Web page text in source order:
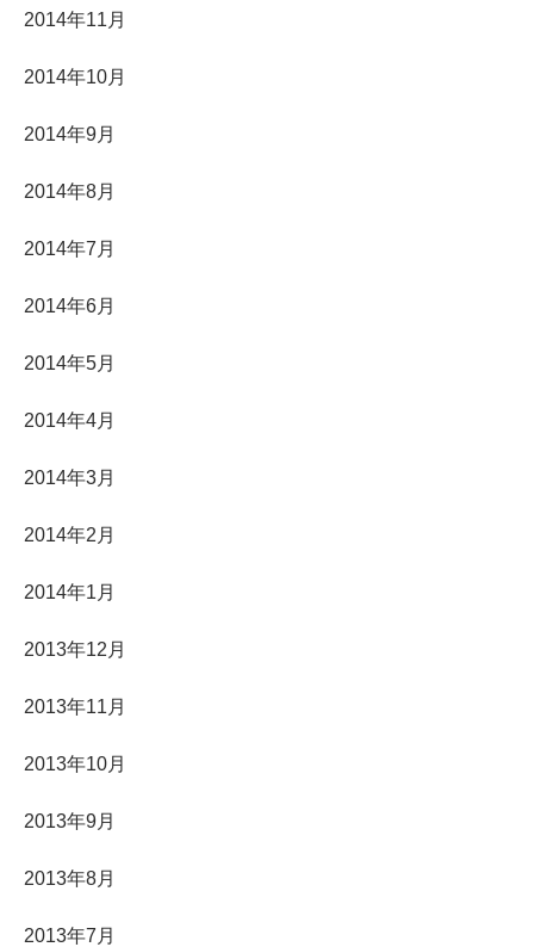
2014年11月
2014年10月
2014年9月
2014年8月
2014年7月
2014年6月
2014年5月
2014年4月
2014年3月
2014年2月
2014年1月
2013年12月
2013年11月
2013年10月
2013年9月
2013年8月
2013年7月